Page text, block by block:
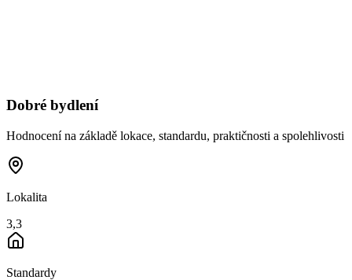
Dobré bydlení
Hodnocení na základě lokace, standardu, praktičnosti a spolehlivosti
Lokalita
3,3
Standardy